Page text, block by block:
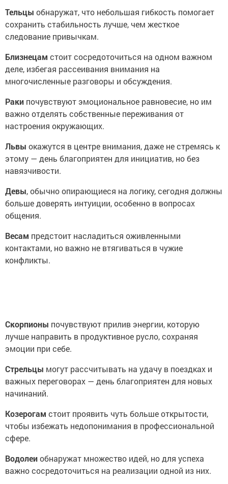
Тельцы обнаружат, что небольшая гибкость помогает
сохранить стабильность лучше, чем жесткое
следование привычкам.
Близнецам стоит сосредоточиться на одном важном
деле, избегая рассеивания внимания на
многочисленные разговоры и обсуждения.
Раки почувствуют эмоциональное равновесие, но им
важно отделять собственные переживания от
настроения окружающих.
Львы окажутся в центре внимания, даже не стремясь к
этому — день благоприятен для инициатив, но без
навязчивости.
Девы, обычно опирающиеся на логику, сегодня должны
больше доверять интуиции, особенно в вопросах
общения.
Весам предстоит насладиться оживленными
контактами, но важно не втягиваться в чужие
конфликты.
Скорпионы почувствуют прилив энергии, которую
лучше направить в продуктивное русло, сохраняя
эмоции при себе.
Стрельцы могут рассчитывать на удачу в поездках и
важных переговорах — день благоприятен для новых
начинаний.
Козерогам стоит проявить чуть больше открытости,
чтобы избежать недопонимания в профессиональной
сфере.
Водолеиобнаружат множество идей, но для успеха
важно сосредоточиться на реализации одной из них.